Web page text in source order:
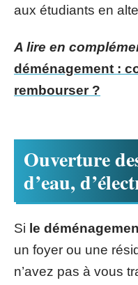
aux étudiants en
A lire en
déménagement :
rembourser ?
Ouverture
d’eau,
Si le
un foyer ou une
n’avez pas à vous